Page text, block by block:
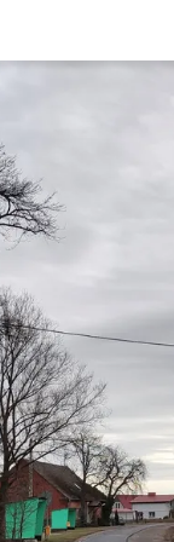
Wrocław
Łódź
Polityka Prywatności